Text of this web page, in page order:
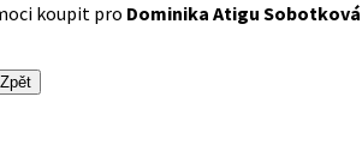
koupit pro Dominika Atigu Sobotková